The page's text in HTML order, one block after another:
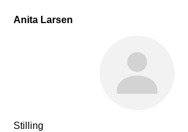
Anita Larsen
Stilling